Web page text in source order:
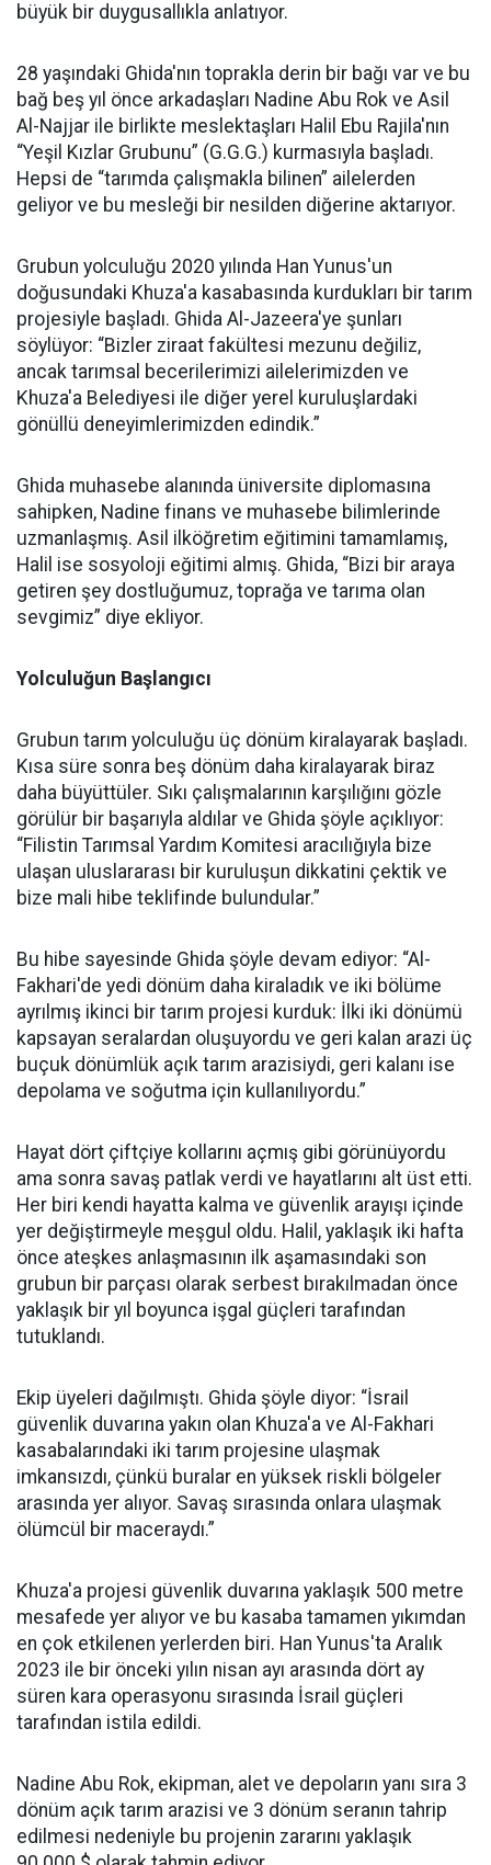
büyük bir duygusallıkla anlatıyor.
28 yaşındaki Ghida'nın toprakla derin bir bağı var ve bu
bağ beş yıl önce arkadaşları Nadine Abu Rok ve Asil
Al-Najjar ile birlikte meslektaşları Halil Ebu Rajila'nın
“Yeşil Kızlar Grubunu” (G.G.G.) kurmasıyla başladı.
Hepsi de “tarımda çalışmakla bilinen” ailelerden
geliyor ve bu mesleği bir nesilden diğerine aktarıyor.
Grubun yolculuğu 2020 yılında Han Yunus'un
doğusundaki Khuza'a kasabasında kurdukları bir tarım
projesiyle başladı. Ghida Al-Jazeera'ye şunları
söylüyor: “Bizler ziraat fakültesi mezunu değiliz,
ancak tarımsal becerilerimizi ailelerimizden ve
Khuza'a Belediyesi ile diğer yerel kuruluşlardaki
gönüllü deneyimlerimizden edindik.”
Ghida muhasebe alanında üniversite diplomasına
sahipken, Nadine finans ve muhasebe bilimlerinde
uzmanlaşmış. Asil ilköğretim eğitimini tamamlamış,
Halil ise sosyoloji eğitimi almış. Ghida, “Bizi bir araya
getiren şey dostluğumuz, toprağa ve tarıma olan
sevgimiz” diye ekliyor.
Yolculuğun Başlangıcı
Grubun tarım yolculuğu üç dönüm kiralayarak başladı.
Kısa süre sonra beş dönüm daha kiralayarak biraz
daha büyüttüler. Sıkı çalışmalarının karşılığını gözle
görülür bir başarıyla aldılar ve Ghida şöyle açıklıyor:
“Filistin Tarımsal Yardım Komitesi aracılığıyla bize
ulaşan uluslararası bir kuruluşun dikkatini çektik ve
bize mali hibe teklifinde bulundular.”
Bu hibe sayesinde Ghida şöyle devam ediyor: “Al-
Fakhari'de yedi dönüm daha kiraladık ve iki bölüme
ayrılmış ikinci bir tarım projesi kurduk: İlki iki dönümü
kapsayan seralardan oluşuyordu ve geri kalan arazi üç
buçuk dönümlük açık tarım arazisiydi, geri kalanı ise
depolama ve soğutma için kullanılıyordu.”
Hayat dört çiftçiye kollarını açmış gibi görünüyordu
ama sonra savaş patlak verdi ve hayatlarını alt üst etti.
Her biri kendi hayatta kalma ve güvenlik arayışı içinde
yer değiştirmeyle meşgul oldu. Halil, yaklaşık iki hafta
önce ateşkes anlaşmasının ilk aşamasındaki son
grubun bir parçası olarak serbest bırakılmadan önce
yaklaşık bir yıl boyunca işgal güçleri tarafından
tutuklandı.
Ekip üyeleri dağılmıştı. Ghida şöyle diyor: “İsrail
güvenlik duvarına yakın olan Khuza'a ve Al-Fakhari
kasabalarındaki iki tarım projesine ulaşmak
imkansızdı, çünkü buralar en yüksek riskli bölgeler
arasında yer alıyor. Savaş sırasında onlara ulaşmak
ölümcül bir maceraydı.”
Khuza'a projesi güvenlik duvarına yaklaşık 500 metre
mesafede yer alıyor ve bu kasaba tamamen yıkımdan
en çok etkilenen yerlerden biri. Han Yunus'ta Aralık
2023 ile bir önceki yılın nisan ayı arasında dört ay
süren kara operasyonu sırasında İsrail güçleri
tarafından istila edildi.
Nadine Abu Rok, ekipman, alet ve depoların yanı sıra 3
dönüm açık tarım arazisi ve 3 dönüm seranın tahrip
edilmesi nedeniyle bu projenin zararını yaklaşık